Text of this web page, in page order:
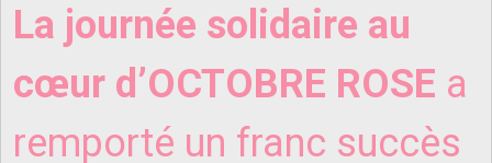
La journée solidaire au
cœur d’OCTOBRE ROSE a
remporté un franc succès